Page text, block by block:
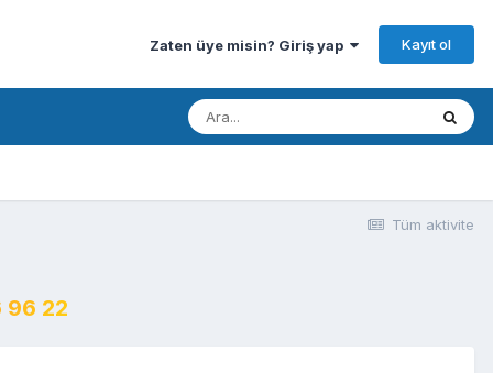
Zaten üye misin? Giriş yap Kayıt ol
Tüm aktivite
96 22